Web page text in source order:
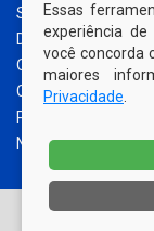
Sistema Eletrônico
Diário Oficial
Quadro de Avisos
Contracheque Online
Portal do
Nota Fiscal
© Copyright
Essas
experiência de
você concorda
maiores
Privacidade